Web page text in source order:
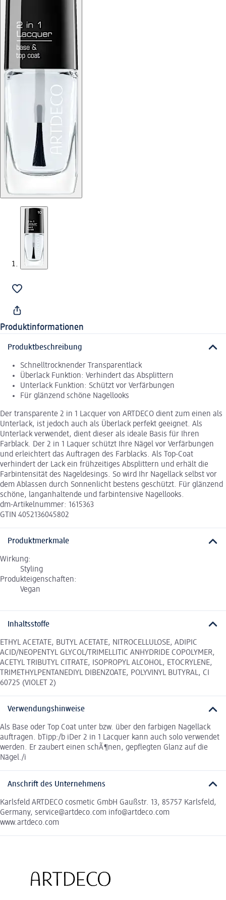
Produktinformationen
Produktbeschreibung
Schnelltrocknender Transparentlack
Überlack Funktion: Verhindert das Absplittern
Unterlack Funktion: Schützt vor Verfärbungen
Für glänzend schöne Nagellooks
Der transparente 2 in 1 Lacquer von ARTDECO dient zum einen als
Unterlack, ist jedoch auch als Überlack perfekt geeignet. Als
Unterlack verwendet, dient dieser als ideale Basis für Ihren
Farblack. Der 2 in 1 Laquer schützt Ihre Nägel vor Verfärbungen
und erleichtert das Auftragen des Farblacks. Als Top-Coat
verhindert der Lack ein frühzeitiges Absplittern und erhält die
Farbintensität des Nageldesings. So wird Ihr Nagellack selbst vor
dem Ablassen durch Sonnenlicht bestens geschützt. Für glänzend
schöne, langanhaltende und farbintensive Nagellooks.
dm-Artikelnummer: 1615363
GTIN 4052136045802
Produktmerkmale
Wirkung:
Styling
Produkteigenschaften:
Vegan
Inhaltsstoffe
ETHYL ACETATE, BUTYL ACETATE, NITROCELLULOSE, ADIPIC
ACID/NEOPENTYL GLYCOL/TRIMELLITIC ANHYDRIDE COPOLYMER,
ACETYL TRIBUTYL CITRATE, ISOPROPYL ALCOHOL, ETOCRYLENE,
TRIMETHYLPENTANEDIYL DIBENZOATE, POLYVINYL BUTYRAL, CI
60725 (VIOLET 2)
Verwendungshinweise
Als Base oder Top Coat unter bzw. über den farbigen Nagellack
auftragen. bTipp:/b iDer 2 in 1 Lacquer kann auch solo verwendet
werden. Er zaubert einen schÃ¶nen, gepflegten Glanz auf die
Nägel./i
Anschrift des Unternehmens
Karlsfeld ARTDECO cosmetic GmbH Gaußstr. 13, 85757 Karlsfeld,
Germany, service@artdeco.com info@artdeco.com
www.artdeco.com